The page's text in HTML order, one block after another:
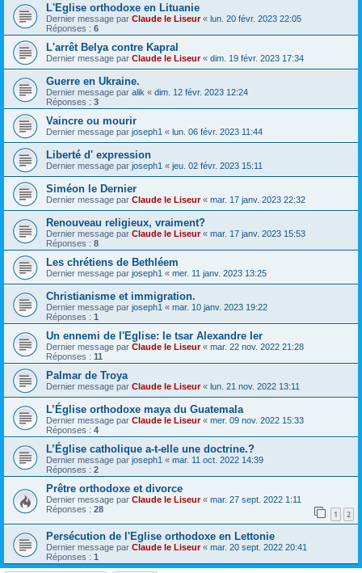
L'Eglise orthodoxe en Lituanie
Dernier message par Claude le Liseur« lun. 20 févr. 2023 22:05
Réponses : 6
L'arrêt Belya contre Kapral
Dernier message par Claude le Liseur« dim. 19 févr. 2023 17:34
Guerre en Ukraine.
Dernier message par alik « dim. 12 févr. 2023 12:24
Réponses : 3
Vaincre ou mourir
Dernier message par joseph1 « lun. 06 févr. 2023 11:44
Liberté d' expression
Dernier message par joseph1 « jeu. 02 févr. 2023 15:11
Siméon le Dernier
Dernier message par Claude le Liseur« mar. 17 janv. 2023 22:32
Renouveau religieux, vraiment?
Dernier message par Claude le Liseur« mar. 17 janv. 2023 15:53
Réponses : 8
Les chrétiens de Bethléem
Dernier message par joseph1 « mer. 11 janv. 2023 13:25
Christianisme et immigration.
Dernier message par joseph1 « mar. 10 janv. 2023 19:22
Réponses : 1
Un ennemi de l'Eglise: le tsar Alexandre Ier
Dernier message par Claude le Liseur« mar. 22 nov. 2022 21:28
Réponses : 11
Palmar de Troya
Dernier message par Claude le Liseur« lun. 21 nov. 2022 13:11
L’Église orthodoxe maya du Guatemala
Dernier message par Claude le Liseur« mer. 09 nov. 2022 15:33
Réponses : 4
L’Église catholique a-t-elle une doctrine.?
Dernier message par joseph1 « mar. 11 oct. 2022 14:39
Réponses : 2
Prêtre orthodoxe et divorce
Dernier message par Claude le Liseur« mar. 27 sept. 2022 1:11
Réponses : 28 1 2
Persécution de l'Eglise orthodoxe en Lettonie
Dernier message par Claude le Liseur« mar. 20 sept. 2022 20:41
Réponses : 1